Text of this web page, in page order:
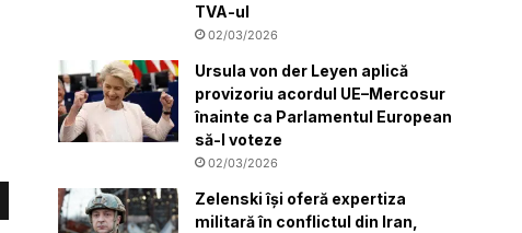
TVA-ul
02/03/2026
Ursula von der Leyen aplică
provizoriu acordul UE–Mercosur
înainte ca Parlamentul European
să-l voteze
02/03/2026
Zelenski își oferă expertiza
militară în conflictul din Iran,